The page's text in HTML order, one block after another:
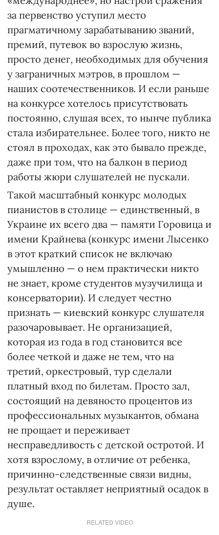
за первенство уступил место
прагматичному зарабатыванию званий,
премий, путевок во взрослую жизнь,
просто денег, необходимых для обучения
у заграничных мэтров, в прошлом —
наших соотечественников. И если раньше
на конкурсе хотелось присутствовать
постоянно, слушая всех, то нынче публика
стала избирательнее. Более того, никто не
стоял в проходах, как это бывало прежде,
даже при том, что на балкон в период
работы жюри слушателей не пускали.
Такой масштабный конкурс молодых
пианистов в столице — единственный, в
Украине их всего два — памяти Горовица и
имени Крайнева (конкурс имени Лысенко
в этот краткий список не включаю
умышленно — о нем практически никто
не знает, кроме студентов музучилища и
консерватории). И следует честно
признать — киевский конкурс слушателя
разочаровывает. Не организацией,
которая из года в год становится все
более четкой и даже не тем, что на
третий, оркестровый, тур сделали
платный вход по билетам. Просто зал,
состоящий на девяносто процентов из
профессиональных музыкантов, обмана
не прощает и переживает
несправедливость с детской остротой. И
хотя взрослому, в отличие от ребенка,
причинно-следственные связи видны,
результат оставляет неприятный осадок в
душе.
RELATED VIDEO